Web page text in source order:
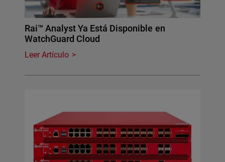
Rai™ Analyst Ya Está Disponible en
WatchGuard Cloud
Leer Artículo